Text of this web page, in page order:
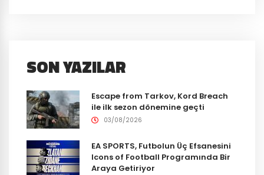
SON YAZILAR
Escape from Tarkov, Kord Breach
ile ilk sezon dönemine geçti
03/08/2026
EA SPORTS, Futbolun Üç Efsanesini
Icons of Football Programında Bir
Araya Getiriyor